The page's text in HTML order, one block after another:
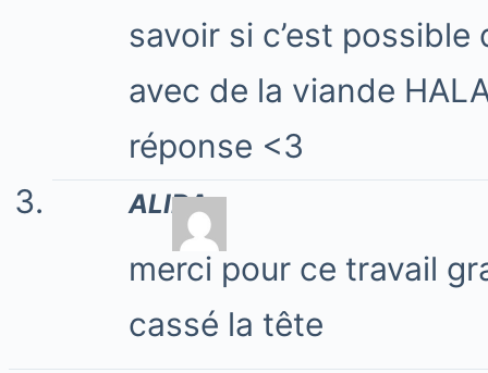
savoir si c’est
avec de la viande
réponse <3
ALIDA
merci pour ce travail
cassé la tête